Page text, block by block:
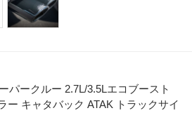
パークルー 2.7L/3.5Lエコブースト
ー キャタバック ATAK トラックサイ